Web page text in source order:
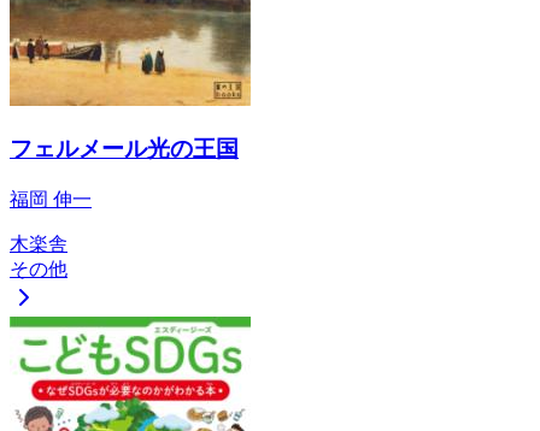
フェルメール光の王国
福岡 伸一
木楽舎
その他